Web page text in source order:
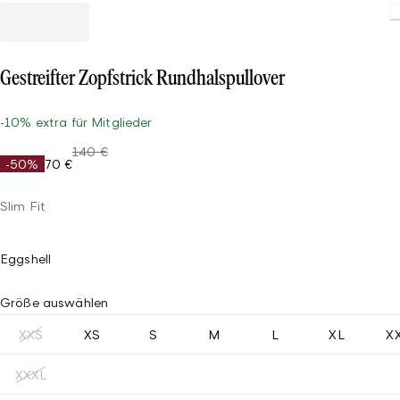
Gestreifter Zopfstrick Rundhalspullover
-10% extra für Mitglieder
-50% 70 €
140 €
Slim Fit
Eggshell
Größe auswählen
XXS XS S M L XL
XXXL